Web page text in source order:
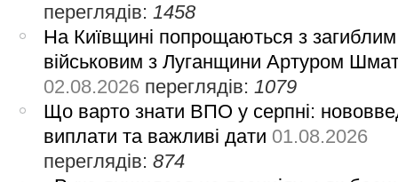
переглядів:1458
На Київщині попрощаються з загиблим
військовим з Луганщини Артуром
02.08.2026 переглядів:1079
Що варто знати ВПО у серпні:
виплати та важливі дати 01.08.2026
переглядів:874